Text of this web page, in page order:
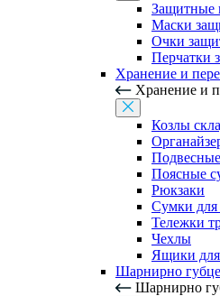
Защитные
Маски
Очки
Перчатки
Хранение и
Хранение и
Козлы
Поясные
Рюкзаки
Сумки для
Тележки
Чехлы
Ящики
Шарнирно
Шарнирно